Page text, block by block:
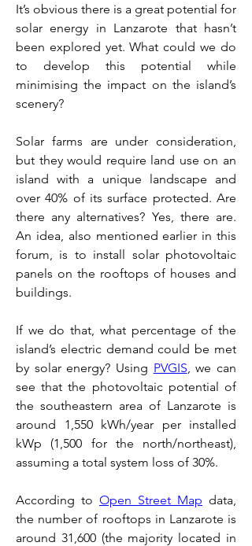
It’s obvious there is a great potential for
solar energy in Lanzarote that hasn’t
been explored yet. What could we do
to develop this potential while
minimising the impact on the island’s
scenery?
Solar farms are under consideration,
but they would require land use on an
island with a unique landscape and
over 40% of its surface protected. Are
there any alternatives? Yes, there are.
An idea, also mentioned earlier in this
forum, is to install solar photovoltaic
panels on the rooftops of houses and
buildings.
If we do that, what percentage of the
island’s electric demand could be met
by solar energy? Using PVGIS , we can
see that the photovoltaic potential of
the southeastern area of Lanzarote is
around 1,550 kWh/year per installed
kWp (1,500 for the north/northeast),
assuming a total system loss of 30%.
According to Open Street Map data,
the number of rooftops in Lanzarote is
around 31,600 (the majority located in